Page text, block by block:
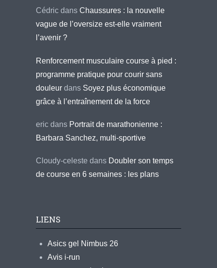
Cédric dans Chaussures : la nouvelle
vague de l’oversize est-elle vraiment
l’avenir ?
Renforcement musculaire course à pied :
programme pratique pour courir sans
douleur dans Soyez plus économique
grâce à l’entraînement de la force
eric dans Portrait de marathonienne :
Barbara Sanchez, multi-sportive
Cloudy-celeste dans Doubler son temps
de course en 6 semaines : les plans
LIENS
Asics gel Nimbus 26
Avis i-run